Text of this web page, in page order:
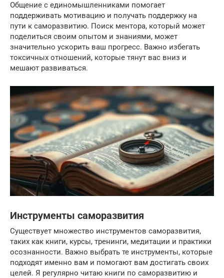
Общение с единомышленниками помогает
поддерживать мотивацию и получать поддержку на
пути к саморазвитию. Поиск ментора, который может
поделиться своим опытом и знаниями, может
значительно ускорить ваш прогресс. Важно избегать
токсичных отношений, которые тянут вас вниз и
мешают развиваться.
Инструменты саморазвития
Существует множество инструментов саморазвития,
таких как книги, курсы, тренинги, медитации и практики
осознанности. Важно выбрать те инструменты, которые
подходят именно вам и помогают вам достигать своих
целей. Я регулярно читаю книги по саморазвитию и